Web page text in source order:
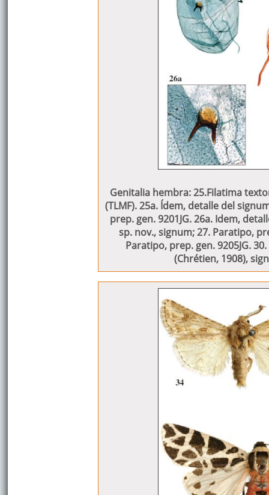
Genitalia hembra: 25.Filatima
(TLMF). 25a. Ídem, detalle del
prep. gen. 9201JG. 26a. Idem,
sp. nov., signum; 27. Paratipo,
Paratipo, prep. gen. 9205JG.
(Chrétien, 1908),